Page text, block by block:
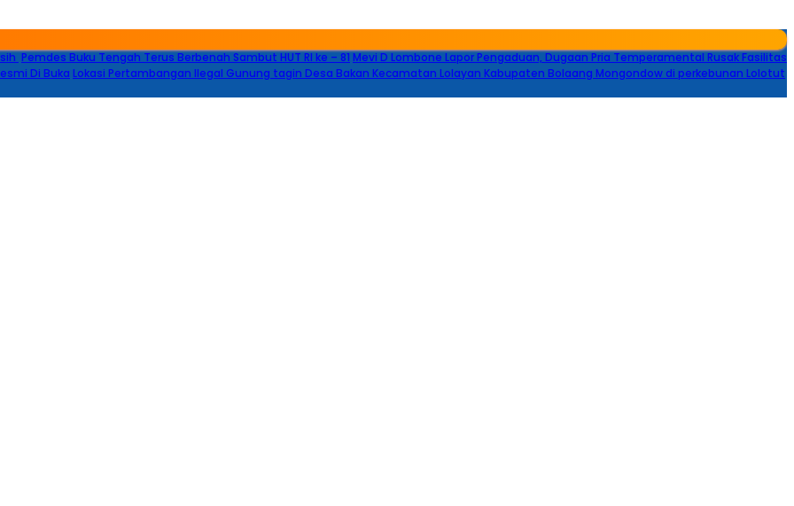
Pemdes Buku Tengah Terus Berbenah Sambut HUT RI ke – 81Mevi D Lombone Lapor Pengaduan, Dugaan Pria Temperamental Rusak Fasilitas
Di Buka Lokasi Pertambangan Ilegal Gunung tagin Desa Bakan Kecamatan Lolayan Kabupaten Bolaang Mongondow di perkebunan Lolotut